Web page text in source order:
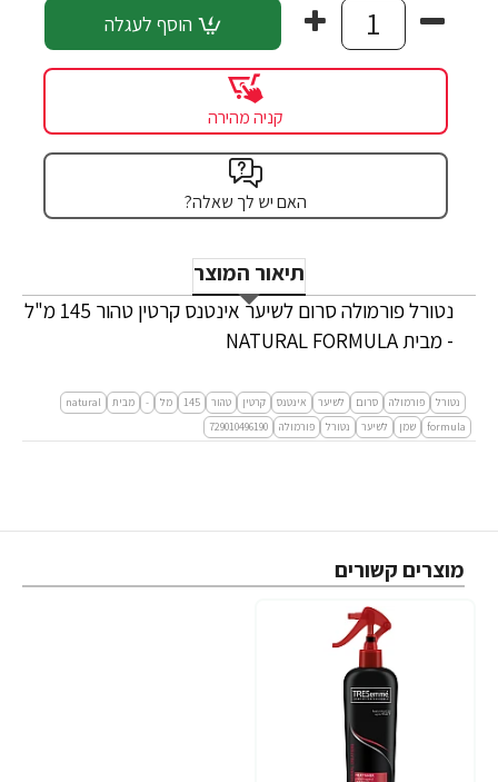
הוסף לעגלה
קניה מהירה
האם יש לך שאלה?
תיאור המוצר
נטורל פורמולה סרום לשיער אינטנס קרטין טהור 145 מ"ל
- מבית NATURAL FORMULA
נטורל פורמולה סרום לשיער אינטנס קרטין טהור 145 מל - מבית
natural
formula
שמן לשיער נטורל פורמולה 729010496190
מוצרים קשורים